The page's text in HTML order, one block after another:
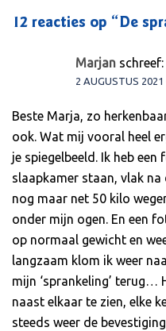
12 reacties op “De
Marjan schreef:
2 AUGUSTUS 2021
Beste Marja, zo
ook. Wat mij vooral heel
je spiegelbeeld. Ik heb
slaapkamer staan, vlak
nog maar net 50 kilo
onder mijn ogen. En een
op normaal gewicht en
langzaam klom ik weer
mijn ‘sprankeling’ terug…
naast elkaar te zien, elke
steeds weer de